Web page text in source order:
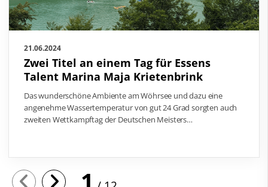
21.06.2024
Zwei Titel an einem Tag für Essens
Talent Marina Maja Krietenbrink
Das wunderschöne Ambiente am Wöhrsee und dazu eine
angenehme Wassertemperatur von gut 24 Grad sorgten auch
zweiten Wettkampftag der Deutschen Meisters…